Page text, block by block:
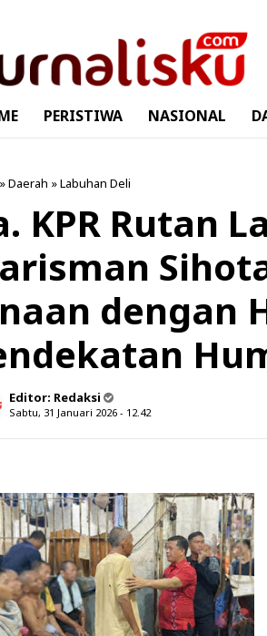
PERISTIWA NASIONAL
»Daerah »Labuhan Deli
KPR Rutan
dengan
Editor: Redaksi
Sabtu, 31 Januari 2026 - 12.42